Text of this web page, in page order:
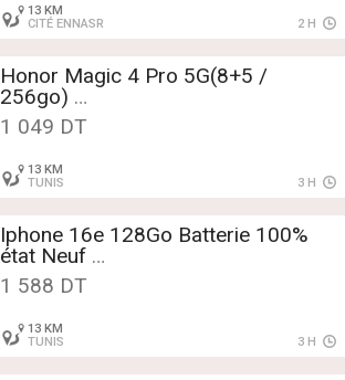
13 KM
CITÉ ENNASR
2 H
Honor Magic 4 Pro 5G(8+5 /
256go)
Qualcomm®Snapdragon™8 Gen 1
état neuf
Tél:52.687.077📞
1 049 DT
13 KM
TUNIS
3 H
Iphone 16e 128Go Batterie 100%
état Neuf
Tél:52687077
1 588 DT
13 KM
TUNIS
3 H